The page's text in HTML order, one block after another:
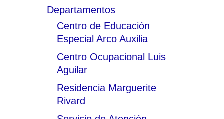
Departamentos
Centro de Educación
Especial Arco Auxilia
Centro Ocupacional Luis
Aguilar
Residencia Marguerite
Rivard